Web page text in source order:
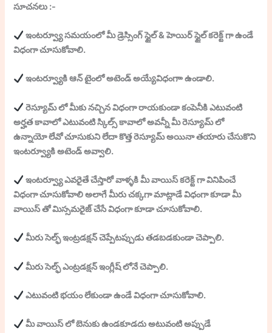
సూచనలు :-
ఇంటర్వ్యూ సమయంలో మీ డ్రెస్సింగ్ స్టైల్ & హెయిర్ స్టైల్ కరెక్ట్ గా ఉండే
విధంగా చూసుకోవాలి.
ఇంటర్వ్యూకి ఆన్ టైంలో అటెండ్ అయ్యేవిధంగాా ఉండాలి.
రెస్యూమ్ లో మీకు నచ్చిన విధంగా రాయకుండా కంపెనీకి ఎటువంటి
అర్హత కావాలో ఎటువంటి స్కిల్స్ కావాలో అవన్నీ మీ రెస్యూమ్ లో
ఉన్నాయో లేవో చూసుకుని లేదా కొత్త రెస్యూమ్ అయినా తయారు చేసుకొని
ఇంటర్వ్యూకి అటెండ్ అవ్వాలి.
ఇంటర్వ్యూ ఎవరైతే చేస్తారో వాళ్ళకి మీ వాయిస్ కరెక్ట్ గా వినిపించే
విధంగా చూసుకోవాలి అలాగే మీరు చక్కగా మాట్లాడే విధంగా కూడా మీ
వాయిస్ తో మిస్సమరైజ్ చేసే విధంగా కూడా చూసుకోవాలి.
మీరు సెల్ఫ్ ఇంట్రడక్షన్ చెప్పేటప్పుడు తడబడకుండా చెప్పాలి.
మీరు సెల్ఫ్ ఎంట్రడక్షన్ ఇంగ్లీష్ లోనే చెప్పాలి.
ఎటువంటి భయం లేకుండా ఉండే విధంగా చూసుకోవాలి.
మీ వాయిస్ లో బెనుకు ఉండకూడదు అటువంటి అప్పుడే